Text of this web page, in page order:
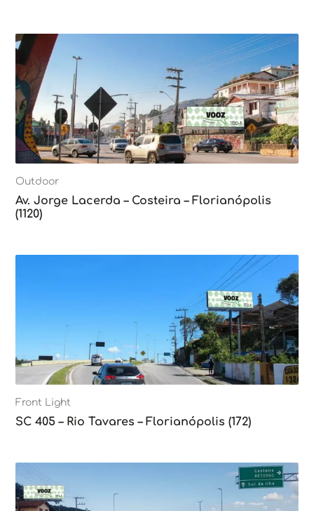
Outdoor
Av. Jorge Lacerda – Costeira – Florianópolis
(1120)
Front Light
SC 405 – Rio Tavares – Florianópolis (172)